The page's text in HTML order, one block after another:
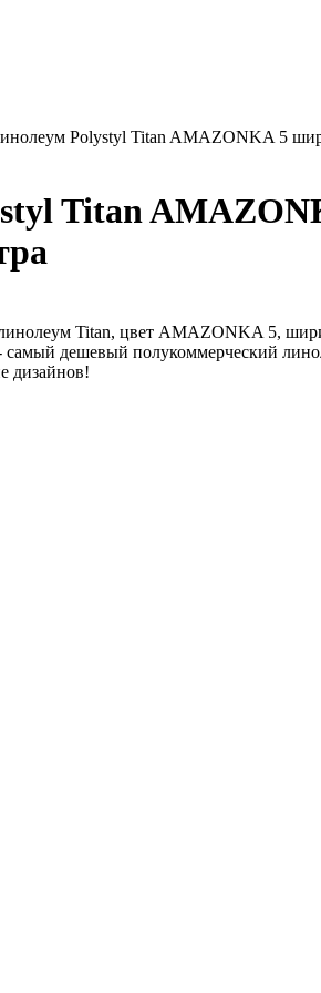
Polystyl Titan AMAZONKA 5
Titan
Titan, цвет AMAZONKA 5,
самый дешевый полукоммерческий
дизайнов!